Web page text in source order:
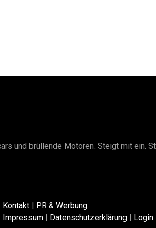
und brüllende Motoren. Steigt mit ein.
Kontakt | PR & Werbung
Impressum | Datenschutzerklärung | Login